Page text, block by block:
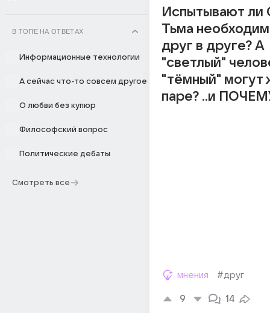
В ТОПЕ НА ОТВЕТАХ
Информационные технологии
А сейчас что-то совсем другое
О любви без купюр
Философский вопрос
Политические дебаты
Смотреть все
Испытывают ли
Тьма
друг в друге? А
"светлый"
"тёмный" могут
паре? ..и
мнения #друг
9 14